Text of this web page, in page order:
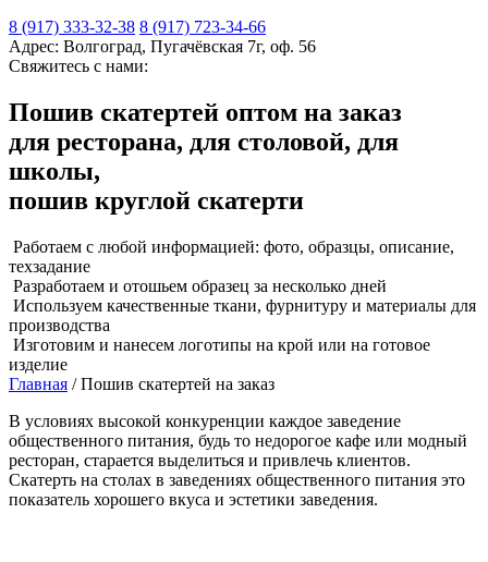
8 (917) 333-32-38 8 (917) 723-34-66
Адрес: Волгоград, Пугачёвская 7г, оф. 56
Свяжитесь с нами:
Пошив скатертей оптом на заказ
для ресторана, для столовой, для
школы,
пошив круглой скатерти
Работаем с любой информацией: фото, образцы, описание,
техзадание
Разработаем и отошьем образец за несколько дней
Используем качественные ткани, фурнитуру и материалы для
производства
Изготовим и нанесем логотипы на крой или на готовое
изделие
Главная /Пошив скатертей на заказ
В условиях высокой конкуренции каждое заведение
общественного питания, будь то недорогое кафе или модный
ресторан, старается выделиться и привлечь клиентов.
Скатерть на столах в заведениях общественного питания это
показатель хорошего вкуса и эстетики заведения.